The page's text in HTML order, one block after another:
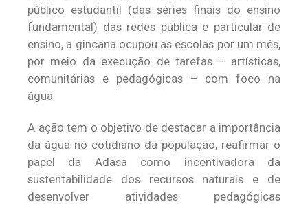
público estudantil (das séries finais do ensino
fundamental) das redes pública e particular de
ensino, a gincana ocupou as escolas por um mês,
por meio da execução de tarefas – artísticas,
comunitárias e pedagógicas – com foco na
água.
A ação tem o objetivo de destacar a importância
da água no cotidiano da população, reafirmar o
papel da Adasa como incentivadora da
sustentabilidade dos recursos naturais e de
desenvolver atividades pedagógicas